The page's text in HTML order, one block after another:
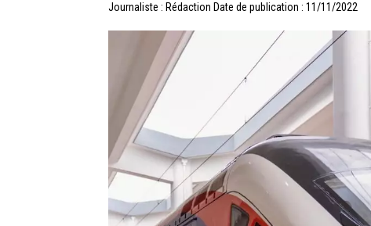
Journaliste : Rédaction Date de publication : 11/11/2022